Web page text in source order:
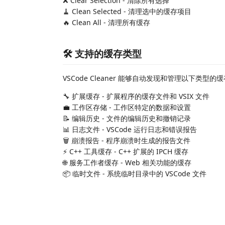
🧹 Clean Selected - 清理选中的缓存项目
🔥 Clean All - 清理所有缓存
🛠️ 支持的缓存类型
VSCode Cleaner 能够自动发现和管理以下类型的
🔧 扩展缓存 - 扩展程序的缓存文件和 VSIX 文件
💼 工作区存储 - 工作区特定的数据和设置
📝 编辑历史 - 文件的编辑历史和撤销记录
📊 日志文件 - VSCode 运行日志和错误报告
🗑️ 崩溃报告 - 程序崩溃时生成的报告文件
⚡ C++ 工具缓存 - C++ 扩展的 IPCH 缓存
🌐 服务工作者缓存 - Web 相关功能的缓存
📦 临时文件 - 系统临时目录中的 VSCode 文件